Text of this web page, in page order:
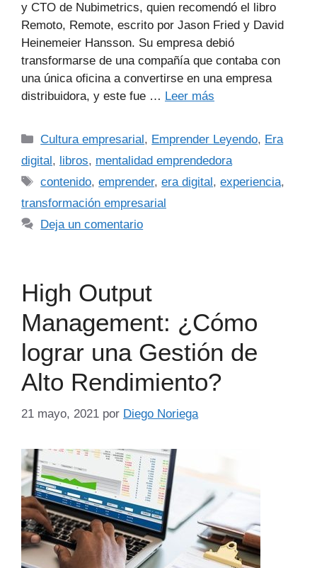
y CTO de Nubimetrics, quien recomendó el libro
Remoto, Remote, escrito por Jason Fried y David
Heinemeier Hansson. Su empresa debió
transformarse de una compañía que contaba con
una única oficina a convertirse en una empresa
distribuidora, y este fue … Leer más
Cultura empresarial, Emprender Leyendo, Era
digital, libros, mentalidad emprendedora
contenido,emprender,era digital,experiencia,
transformación empresarial
Deja un comentario
High Output
Management: ¿Cómo
lograr una Gestión de
Alto Rendimiento?
21 mayo, 2021 por Diego Noriega